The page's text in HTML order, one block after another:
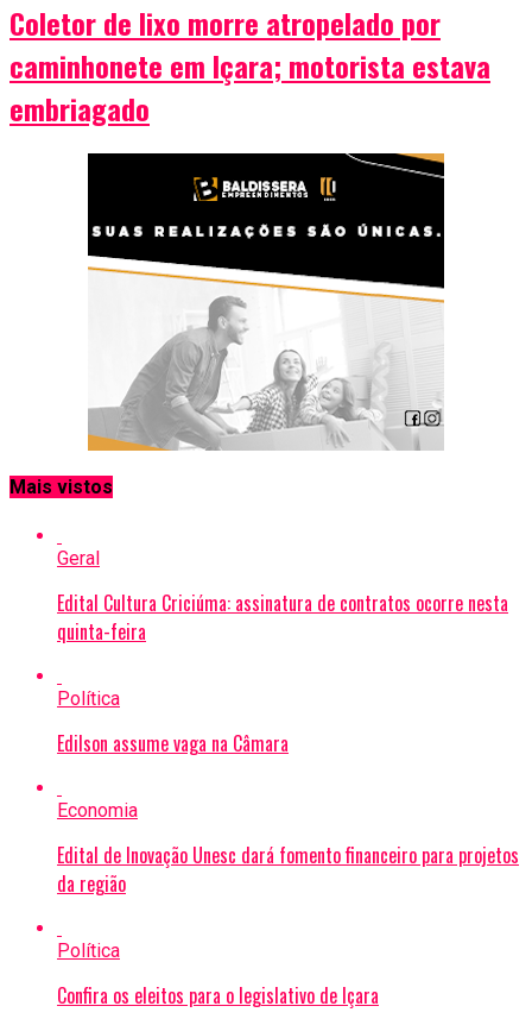
Coletor de lixo morre atropelado por
caminhonete em Içara; motorista estava
embriagado
Mais vistos
Geral
Edital Cultura Criciúma: assinatura de contratos ocorre nesta
quinta-feira
Política
Edilson assume vaga na Câmara
Economia
Edital de Inovação Unesc dará fomento financeiro para projetos
da região
Política
Confira os eleitos para o legislativo de Içara